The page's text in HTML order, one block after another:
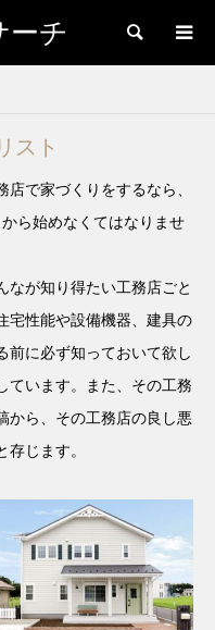
ーチ 検索
スト
で家づくりをするなら、
ら始めなくてはなりませ
なが知り得たい工務店ごと
宅性能や設備機器、建具の
前に必ず知っておいて欲し
ています。また、その工務
から、その工務店の良し悪
存じます。